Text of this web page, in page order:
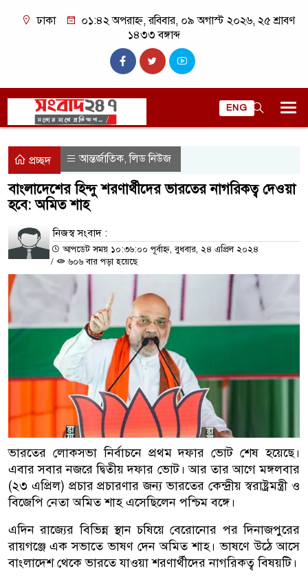
ঢাকা
০১:৪২ অপরাহ্ন, রবিবার, ০৯ অগাস্ট ২০২৬, ২৫ শ্রাবণ
১৪৩৩ বঙ্গাব্দ
ENG
প্রচ্ছদ আন্তর্জাতিক,লিড নিউজ
বাংলাদেশের হিন্দু শরণার্থীদের ভারতের নাগরিকত্ব দেওয়া
হবে: অমিত শাহ
নিজস্ব সংবাদ :
আপডেট সময় ১০:৩৬:০০ পূর্বাহ্ন, বুধবার, ২৪ এপ্রিল ২০২৪
/
৬০৬ বার পড়া হয়েছে
ভারতের লোকসভা নির্বাচনে প্রথম দফার ভোট শেষ হয়েছে।
এবার সবার নজরে দ্বিতীয় দফার ভোট। আর তার আগে মঙ্গলবার
(২৩ এপ্রিল) প্রচার প্রচারণার জন্য ভারতের কেন্দ্রীয় স্বরাষ্ট্রমন্ত্রী ও
বিজেপি নেতা অমিত শাহ এসেছিলেন পশ্চিম বঙ্গে।
এদিন রাজ্যের বিভিন্ন স্থান চষিয়ে বেরোনোর পর দিনাজপুরের
রায়গঞ্জে এক সভাতে ভাষণ দেন অমিত শাহ। ভাষণে উঠে আসে
বাংলাদেশ থেকে ভারতে যাওয়া শরণার্থীদের নাগরিকত্ব বিষয়টি।